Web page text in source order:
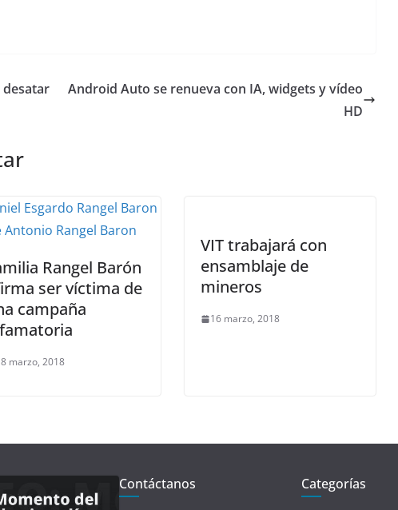
desatar
Android Auto se renueva con IA, widgets y vídeo
HD
Rangel Barón
ser víctima de
campaña
marzo, 2018
VIT trabajará con
ensamblaje de
mineros
16 marzo, 2018
Contáctanos Categorías